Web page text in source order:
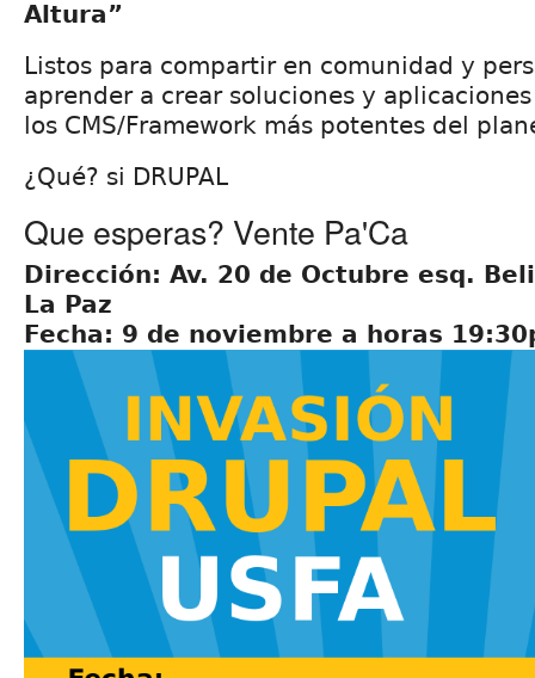
Altura”
Listos para compartir en comunidad y
aprender a crear soluciones y
los CMS/Framework más potentes del
¿Qué? si DRUPAL
Que esperas? Vente Pa'Ca
Dirección: Av. 20 de Octubre esq.
La Paz
Fecha: 9 de noviembre a horas